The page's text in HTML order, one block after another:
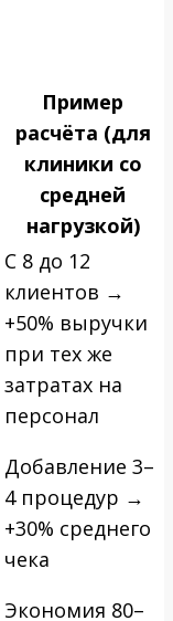
Пример
расчёта (для
клиники со
средней
нагрузкой)
С 8 до 12
клиентов →
+50% выручки
при тех же
затратах на
персонал
Добавление 3–
4 процедур →
+30% среднего
чека
Экономия 80–